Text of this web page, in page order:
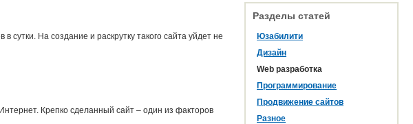
Разделы статей
Юзабилити
Дизайн
Web разработка
Программирование
Продвижение сайтов
Разное
На создание и раскрутку такого сайта уйдет не
Крепко сделанный сайт – один из факторов